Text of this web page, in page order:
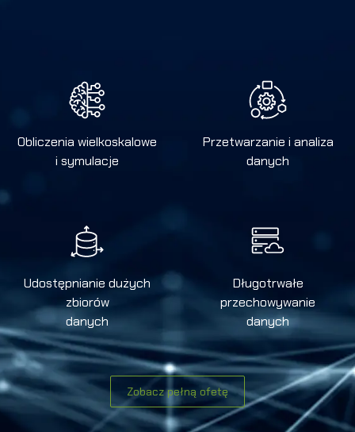
Obliczenia wielkoskalowe
i symulacje
Przetwarzanie i analiza
danych
Udostępnianie dużych
zbiorów
danych
Długotrwałe
przechowywanie
danych
Zobacz pełną ofetę